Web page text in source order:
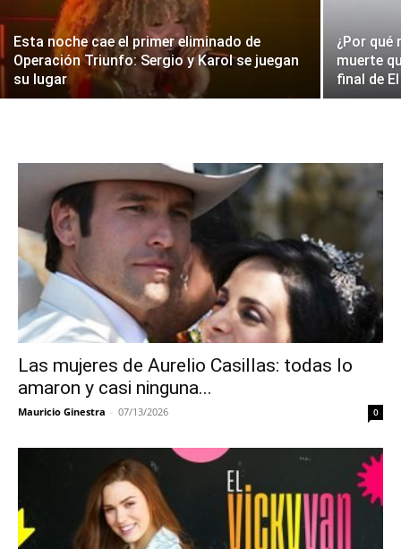
Esta noche cae el primer eliminado de
Operación Triunfo: Sergio y Karol se juegan
su lugar
¿Por qué
muerte
final de
Las mujeres de Aurelio Casillas: todas lo
amaron y casi ninguna...
Mauricio Ginestra - 07/13/2026 0